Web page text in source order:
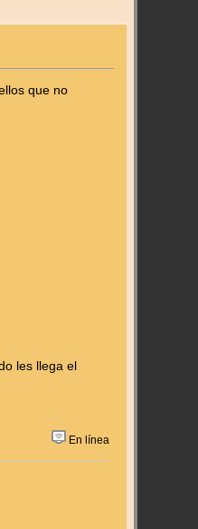
que no
les llega el
En línea